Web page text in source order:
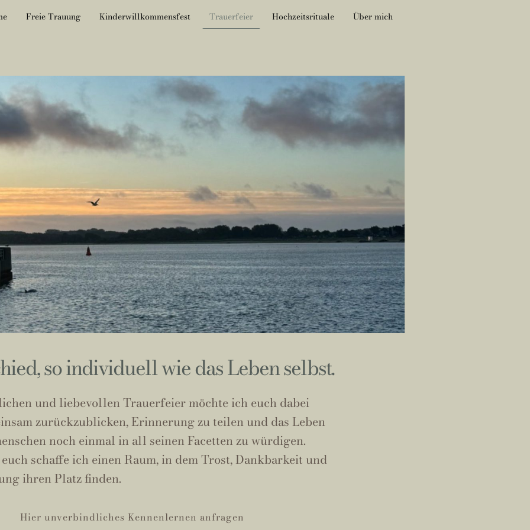
Freie Trauung Kinderwillkommensfest Trauerfeier Hochzeitsrituale Über mich
so individuell wie das Leben selbst.
und liebevollen Trauerfeier möchte ich euch dabei
zurückzublicken, Erinnerung zu teilen und das Leben
noch einmal in all seinen Facetten zu würdigen.
schaffe ich einen Raum, in dem Trost, Dankbarkeit und
ihren Platz finden.
Hier unverbindliches Kennenlernen anfragen